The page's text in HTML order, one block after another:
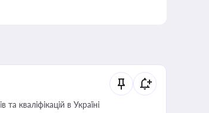
кваліфікацій в Україні